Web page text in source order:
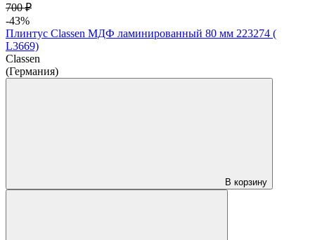
700 ₽
-43%
Плинтус Classen МДФ ламинированный 80 мм 223274 (
L3669)
Classen
(Германия)
В корзину